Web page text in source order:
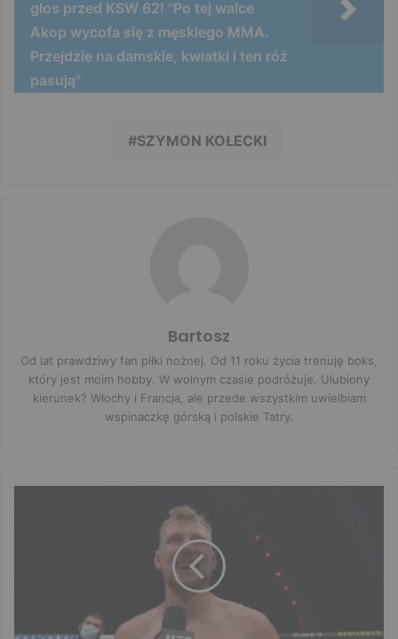
głos przed KSW 62! "Po tej walce
Akop wycofa się z męskiego MMA.
Przejdzie na damskie, kwiatki i ten róż
pasują"
SZYMON KOŁECKI
Bartosz
Od lat prawdziwy fan piłki nożnej. Od 11 roku życia trenuję boks,
który jest moim hobby. W wolnym czasie podróżuje. Ulubiony
kierunek? Włochy i Francja, ale przede wszystkim uwielbiam
wspinaczkę górską i polskie Tatry.